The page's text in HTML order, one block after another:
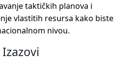
taktičkih planova i
vlastitih resursa kako biste
nivou.